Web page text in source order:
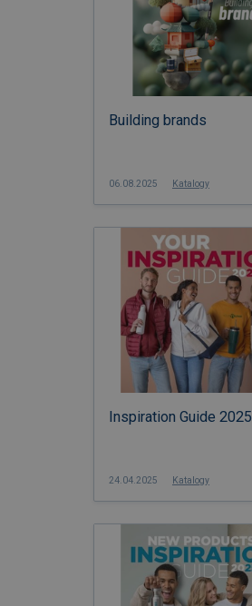
Building brands
06.08.2025 Katalogy
Inspiration Guide 2025
24.04.2025 Katalogy